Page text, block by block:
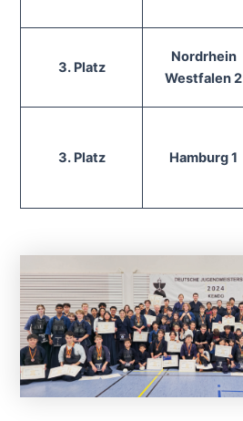
3. Platz
Nordrhein
Westfalen 2
3. Platz Hamburg 1